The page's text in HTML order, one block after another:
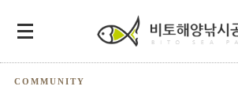
COMMUNITY